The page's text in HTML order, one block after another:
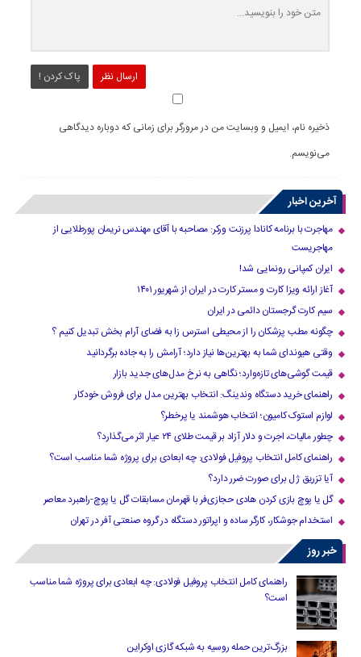
ارسال نظر پاک کردن !
ذخیره نام، ایمیل و وبسایت من در مرورگر برای زمانی که دوباره دیدگاهی
می‌نویسم.
آخرین اخبار
مهاجرت با برنامه کانادا پرزنت ورکر: مصاحبه با آقای مهندس نریمان پورطلایی از
مهاجریست
ایران کمپانی رونمایی شد!
آغاز ارائه ویزا کارت و مستر کارت در ایران از شهریور ۱۴۰۱
سیم کارت گرجستان دائمی در ایران
چگونه مطب پزشکان را از محیطی استرس زا به فضای آرام بخش تبدیل کنیم ؟
وقتی هیوندای شما به بهترین‌ها نیاز دارد؛ آرامش را به جاده برگردانید
قیمت گوشی‌های تازه‌وارد؛ نگاهی به نرخ مدل‌های جدید بازار
راهنمای خرید دستگاه وندینگ: انتخاب بهترین مدل برای فروش خودکار
لوازم استوک کامیون؛ انتخاب هوشمند یا پرخطر؟
چطور مالیات، اجرت و دلار آزاد بر قیمت طلای ۲۴ عیار اثر می‌گذارد؟
راهنمای کامل انتخاب پروفیل فولادی: چه ابعادی برای پروژه شما مناسب است؟
آیا تزریق ژل برای صورت ضرر دارد​؟
گل یا پوچ بازی کردن هادی حجازی‌فر با قهرمان مسابقات گل یا پوچ-راهبرد معاصر
استخدام جوشکار، کارگر ساده و اپراتور دستگاه در گروه صنعتی آفر در تهران
خبر روز
راهنمای کامل انتخاب پروفیل فولادی: چه ابعادی برای پروژه شما مناسب
است؟
بزرگ‌ترین حمله روسیه به شبکه گازی اوکراین